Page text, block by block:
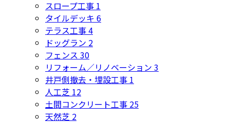
スロープ工事 1
タイルデッキ 6
テラス工事4
ドッグラン 2
フェンス 30
リフォーム／リノベーション 3
井戸側撤去・埋設工事 1
人工芝 12
土間コンクリート工事 25
天然芝 2